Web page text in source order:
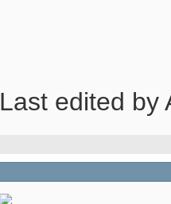
Last edited by